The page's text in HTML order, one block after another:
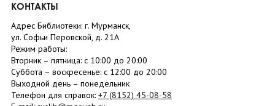
КОНТАКТЫ
Адрес Библиотеки: г. Мурманск,
ул. Софьи Перовской, д. 21А
Режим работы:
Вторник – пятница: с 10:00 до 20:00
Суббота – воскресенье: c 12:00 до 20:00
Выходной день – понедельник
Телефон для справок: +7 (8152) 45-08-58